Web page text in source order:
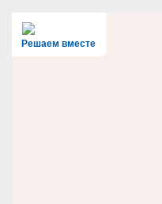
Решаем вместе